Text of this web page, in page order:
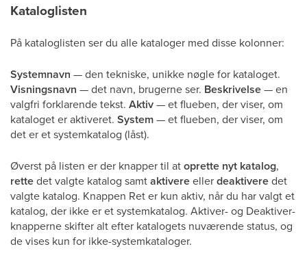
Kataloglisten
På kataloglisten ser du alle kataloger med disse kolonner:
Systemnavn — den tekniske, unikke nøgle for kataloget.
Visningsnavn — det navn, brugerne ser. Beskrivelse— en
valgfri forklarende tekst. Aktiv— et flueben, der viser, om
kataloget er aktiveret. System— et flueben, der viser, om
det er et systemkatalog (låst).
Øverst på listen er der knapper til atoprette nyt katalog,
rettedet valgte katalog samtaktivereellerdeaktiveredet
valgte katalog. Knappen Ret er kun aktiv, når du har valgt et
katalog, der ikke er et systemkatalog. Aktiver- og Deaktiver-
knapperne skifter alt efter katalogets nuværende status, og
de vises kun for ikke-systemkataloger.